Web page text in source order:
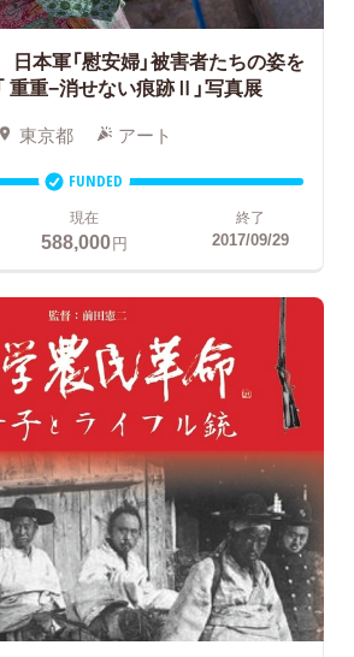
本軍「慰安婦」被害者たちの姿を
重重−消せない痕跡Ⅱ」写真展
東京都 アート
FUNDED
現在
588,000円
終了
2017/09/29